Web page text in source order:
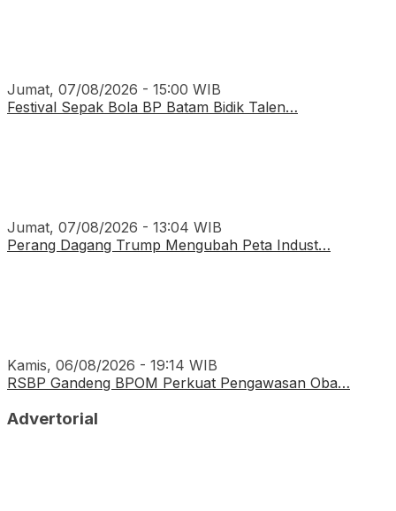
Jumat, 07/08/2026 - 15:00 WIB
Festival Sepak Bola BP Batam Bidik Talen…
Jumat, 07/08/2026 - 13:04 WIB
Perang Dagang Trump Mengubah Peta Indust…
Kamis, 06/08/2026 - 19:14 WIB
RSBP Gandeng BPOM Perkuat Pengawasan Oba…
Advertorial